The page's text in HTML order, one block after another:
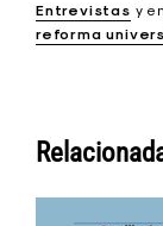
Entrevistas y
reforma